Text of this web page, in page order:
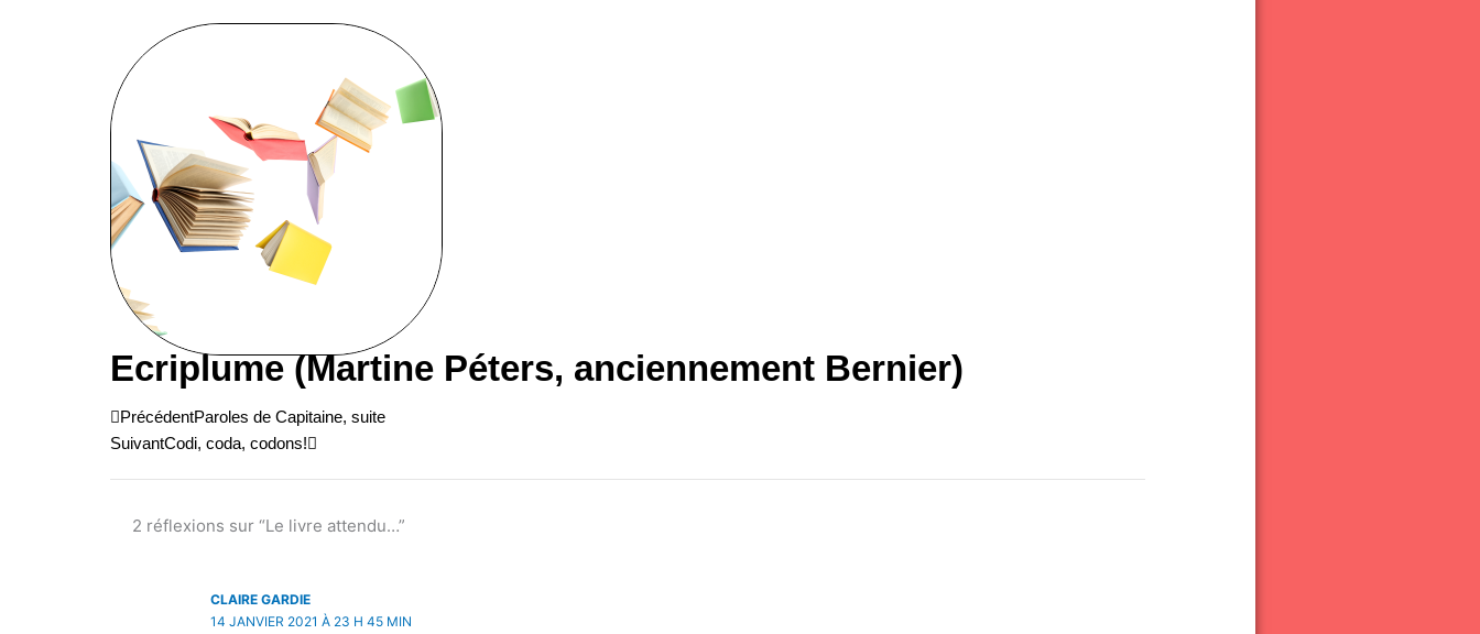
Ecriplume (Martine Péters, anciennement Bernier)
Précédent
PrécédentParoles de Capitaine, suite
SuivantCodi, coda, codons!
Suivant
2 réflexions sur “Le livre attendu…”
CLAIRE GARDIE
14 JANVIER 2021 À 23 H 45 MIN